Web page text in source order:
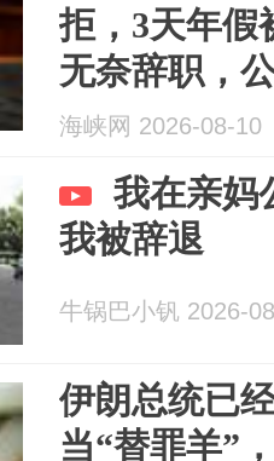
拒，3天年
无奈辞职，
度”赖账，
海峡网 2026-08-10
我在亲妈
我被辞退
牛锅巴小钒 2026-
伊朗总统已
当“替罪羊”